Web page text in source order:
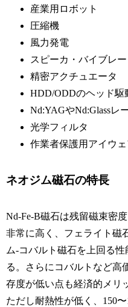
産業用ロボット
圧縮機
風力発電
スピーカ・バイブレー
精密アクチュエータ
HDD/ODDのヘッド駆
Nd:YAGやNd:Glassレ
光学フィルタ
作業者保護用アイウェ
ネオジム磁石の特長
Nd-Fe-B磁石は残留磁束密
非常に高く、フェライト磁
ム-コバルト磁石を上回る性
る。さらにコバルトなど高
存度が低い点も経済的メリ
ただし耐熱性が低く、150